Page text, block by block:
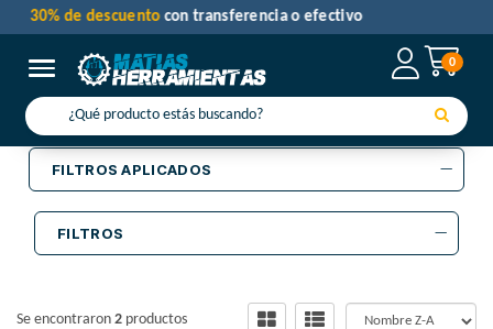
0
Toggle navigation
30% de descuentocon transferencia o efectivo
FILTROS APLICADOS
FILTROS
Se encontraron 2 productos